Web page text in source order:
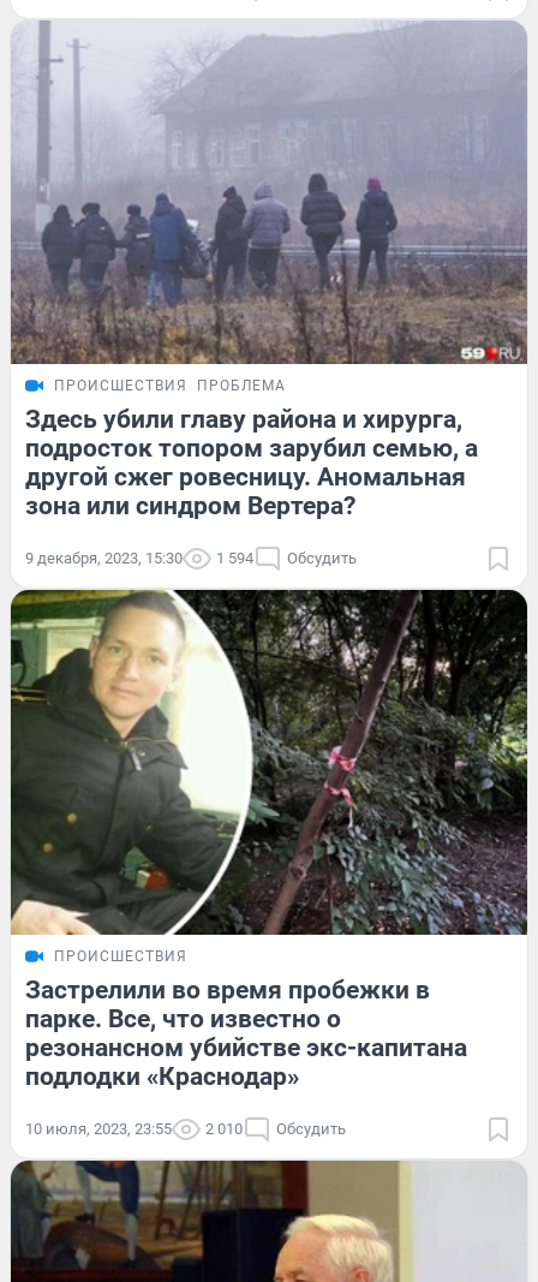
ПРОИСШЕСТВИЯ ПРОБЛЕМА
Здесь убили главу района и хирурга,
подросток топором зарубил семью, а
другой сжег ровесницу. Аномальная
зона или синдром Вертера?
9 декабря, 2023, 15:30 1 594 Обсудить
ПРОИСШЕСТВИЯ
Застрелили во время пробежки в
парке. Все, что известно о
резонансном убийстве экс-капитана
подлодки «Краснодар»
10 июля, 2023, 23:55 2 010 Обсудить